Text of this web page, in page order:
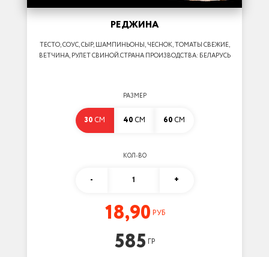
РЕДЖИНА
ТЕСТО, СОУС, СЫР, ШАМПИНЬОНЫ, ЧЕСНОК, ТОМАТЫ СВЕЖИЕ,
ВЕТЧИНА, РУЛЕТ СВИНОЙ.СТРАНА ПРОИЗВОДСТВА: БЕЛАРУСЬ
РАЗМЕР
30 СМ 40 СМ 60 СМ
КОЛ-ВО
- 1 +
18,90 РУБ
585 ГР